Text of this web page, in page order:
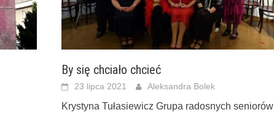
By się chciało chcieć
23 lipca 2021 Aleksandra Bolek
Krystyna Tułasiewicz Grupa radosnych seniorów